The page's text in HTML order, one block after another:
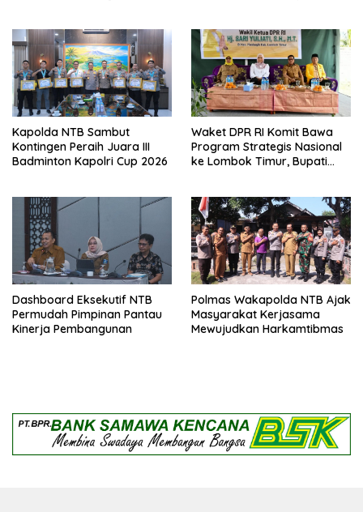
Kapolda NTB Sambut
Kontingen Peraih Juara III
Badminton Kapolri Cup 2026
Waket DPR RI Komit Bawa
Program Strategis Nasional
ke Lombok Timur, Bupati
Dashboard Eksekutif NTB
Permudah Pimpinan Pantau
Kinerja Pembangunan
Polmas Wakapolda NTB Ajak
Masyarakat Kerjasama
Mewujudkan Harkamtibmas